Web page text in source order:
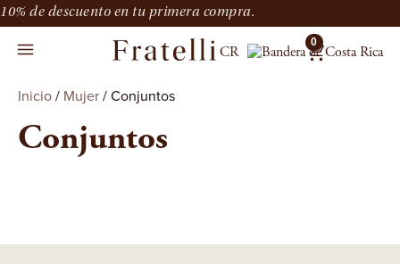
10% de descuento en tu primera compra.
CR
0
Inicio/ Mujer/ Conjuntos
Conjuntos